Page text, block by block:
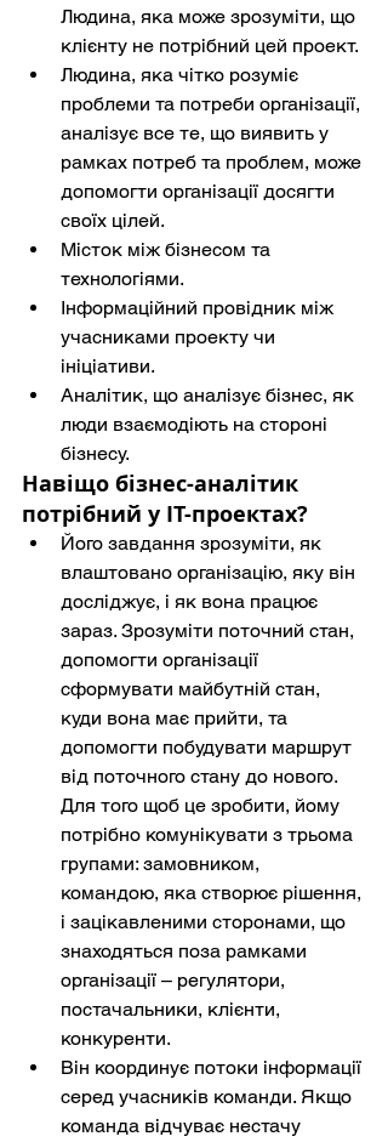
Людина, яка може зрозуміти, що
клієнту не потрібний цей проект.
Людина, яка чітко розуміє
проблеми та потреби організації,
аналізує все те, що виявить у
рамках потреб та проблем, може
допомогти організації досягти
своїх цілей.
Місток між бізнесом та
технологіями.
Інформаційний провідник між
учасниками проекту чи
ініціативи.
Аналітик, що аналізує бізнес, як
люди взаємодіють на стороні
бізнесу.
Навіщо бізнес-аналітик
потрібний у ІТ-проектах?
Його завдання зрозуміти, як
влаштовано організацію, яку він
досліджує, і як вона працює
зараз. Зрозуміти поточний стан,
допомогти організації
сформувати майбутній стан,
куди вона має прийти, та
допомогти побудувати маршрут
від поточного стану до нового.
Для того щоб це зробити, йому
потрібно комунікувати з трьома
групами: замовником,
командою, яка створює рішення,
і зацікавленими сторонами, що
знаходяться поза рамками
організації – регулятори,
постачальники, клієнти,
конкуренти.
Він координує потоки інформації
серед учасників команди. Якщо
команда відчуває нестачу